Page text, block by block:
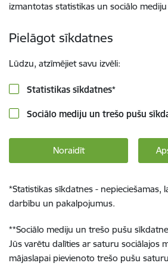
izmantotas statistikas un sociālo
Pielāgot sīkdatnes
Lūdzu, atzīmējiet savu izvēli:
Statistikas sīkdatnes*
Sociālo mediju un trešo pušu
Noraidīt
*Statistikas sīkdatnes - nepieciešamas,
darbību un pakalpojumus.
**Sociālo mediju un trešo pušu
Jūs varētu dalīties ar saturu sociālajos
mājaslapai pievienoto trešo pušu